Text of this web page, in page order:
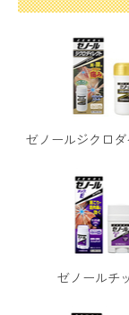
ゼノールジクロダ
ゼノールチ